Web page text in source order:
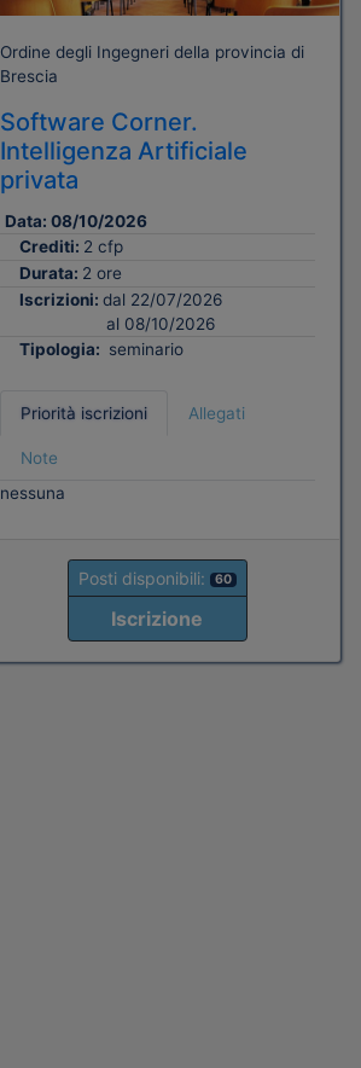
Ordine degli Ingegneri della provincia di
Brescia
Software Corner.
Intelligenza Artificiale
privata
Data: 08/10/2026
Crediti: 2 cfp
Durata: 2 ore
Iscrizioni: dal 22/07/2026
al 08/10/2026
Tipologia: seminario
Priorità iscrizioni Allegati
Note
nessuna
Posti disponibili: 60
Iscrizione